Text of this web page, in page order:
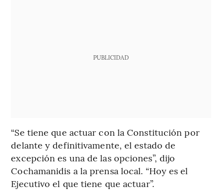
PUBLICIDAD
“Se tiene que actuar con la Constitución por
delante y definitivamente, el estado de
excepción es una de las opciones”, dijo
Cochamanidis a la prensa local. “Hoy es el
Ejecutivo el que tiene que actuar”.